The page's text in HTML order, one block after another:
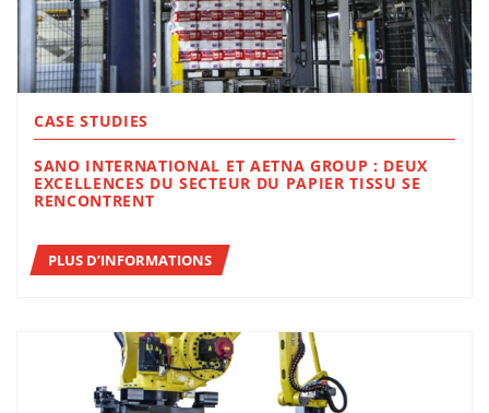
CASE STUDIES
SANO INTERNATIONAL ET AETNA GROUP : DEUX
EXCELLENCES DU SECTEUR DU PAPIER TISSU SE
RENCONTRENT
PLUS D’INFORMATIONS